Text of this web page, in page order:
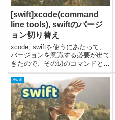
[swift]xcode(command
line tools), swiftのバージ
ョン切り替え
xcode, swiftを使うにあたって、
バージョンを意識する必要が出て
きたので、その辺のコマンドとか
をまとめてみました。carthageで
ライブラリをビルドするときに
xcode(Command Line Tools)のバ
ージョンを意識しな...
Swift